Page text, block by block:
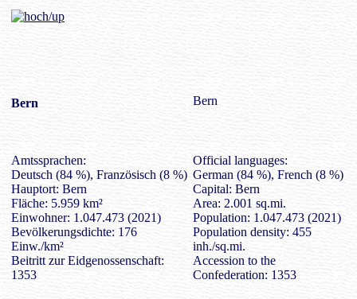
Bern Bern
Amtssprachen:
Deutsch (84 %), Französisch (8 %)
Hauptort: Bern
Fläche: 5.959 km²
Einwohner: 1.047.473 (2021)
Bevölkerungsdichte: 176
Einw./km²
Beitritt zur Eidgenossenschaft:
1353
Official languages:
German (84 %), French (8 %)
Capital: Bern
Area: 2.001 sq.mi.
Population: 1.047.473 (2021)
Population density: 455
inh./sq.mi.
Accession to the
Confederation: 1353